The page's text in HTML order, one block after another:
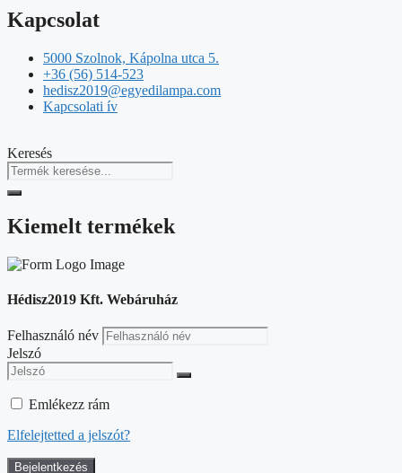
Kapcsolat
5000 Szolnok, Kápolna utca 5.
+36 (56) 514-523
hedisz2019@egyedilampa.com
Kapcsolati ív
Keresés
Kiemelt termékek
Hédisz2019 Kft. Webáruház
Felhasználó név
Jelszó
Emlékezz rám
Elfelejtetted a jelszót?